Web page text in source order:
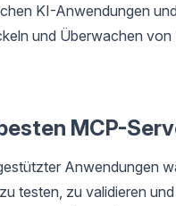
KI-Anwendungen
und Überwachen
MCP-
Anwendungen
testen, zu validieren